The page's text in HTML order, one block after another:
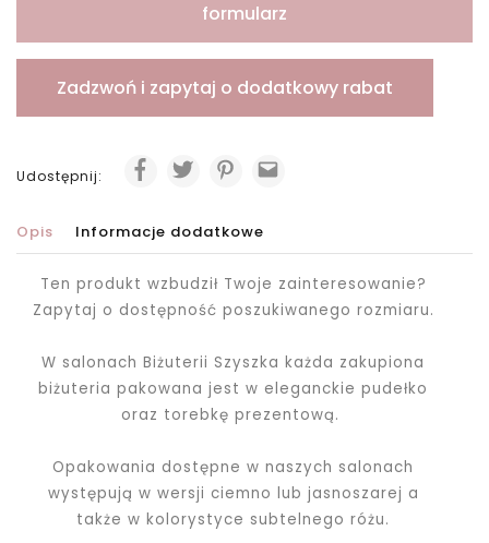
formularz
Zadzwoń i zapytaj o dodatkowy rabat
Udostępnij:
Opis Informacje dodatkowe
Ten produkt wzbudził Twoje zainteresowanie?
Zapytaj o dostępność poszukiwanego rozmiaru.
W salonach Biżuterii Szyszka każda zakupiona
biżuteria pakowana jestw eleganckie pudełko
oraz torebkę prezentową.
Opakowania dostępne w naszych salonach
występują w wersji ciemno lub jasnoszarej a
także w kolorystyce subtelnego różu.